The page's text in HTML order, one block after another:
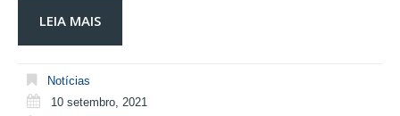
LEIA MAIS
Notícias
10 setembro, 2021